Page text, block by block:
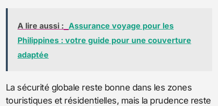
A lire aussi : Assurance voyage pour les
Philippines : votre guide pour une couverture
adaptée
La sécurité globale reste bonne dans les zones
touristiques et résidentielles, mais la prudence reste